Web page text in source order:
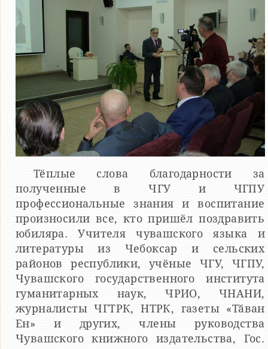
Тёплые слова благодарности за
полученные в ЧГУ и ЧГПУ
профессиональные знания и воспитание
произносили все, кто пришёл поздравить
юбиляра. Учителя чувашского языка и
литературы из Чебоксар и сельских
районов республики, учёные ЧГУ, ЧГПУ,
Чувашского государственного института
гуманитарных наук, ЧРИО, ЧНАНИ,
журналисты ЧГТРК, НТРК, газеты «Тӑван
Ен» и других, члены руководства
Чувашского книжного издательства, Гос.